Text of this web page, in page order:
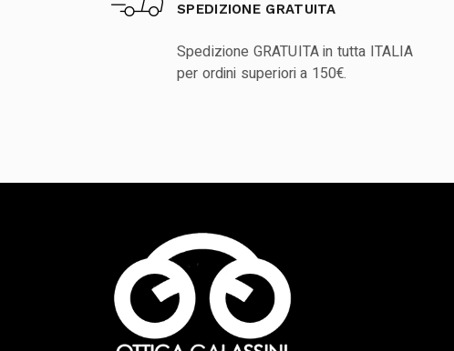
SPEDIZIONE GRATUITA
Spedizione GRATUITA in tutta ITALIA
per ordini superiori a 150€.